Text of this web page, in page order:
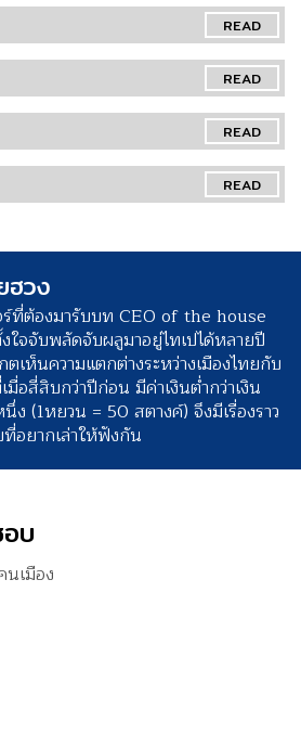
READ
READ
READ
READ
วง
ร์ที่ต้องมารับบท CEO of the house
ใจจับพลัดจับผลูมาอยู่ไทเปได้หลายปี
เห็นความแตกต่างระหว่างเมืองไทยกับ
มื่อสี่สิบกว่าปีก่อน มีค่าเงินต่ำกว่าเงิน
ง (1หยวน = 50 สตางค์) จึงมีเรื่องราว
อยากเล่าให้ฟังกัน
บ